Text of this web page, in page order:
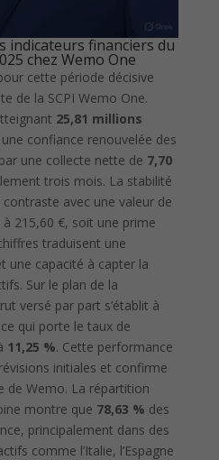
indicateurs financiers du
chez Wemo One
cette période décisive
de la SCPI Wemo One.
25,81 millions
confiance renouvelée des
une collecte nette de 7,70
trois mois. La stabilité
avec une valeur de
215,60 €, soit une prime
traduisent une
une capacité à capter la
Sur le plan de la
versé par part s’établit à
qui porte le taux de
11,25 %. Cette performance
initiales et confirme
de Wemo. La répartition
montre que 78,63 % des
principalement dans des
comme l’Italie, l’Espagne